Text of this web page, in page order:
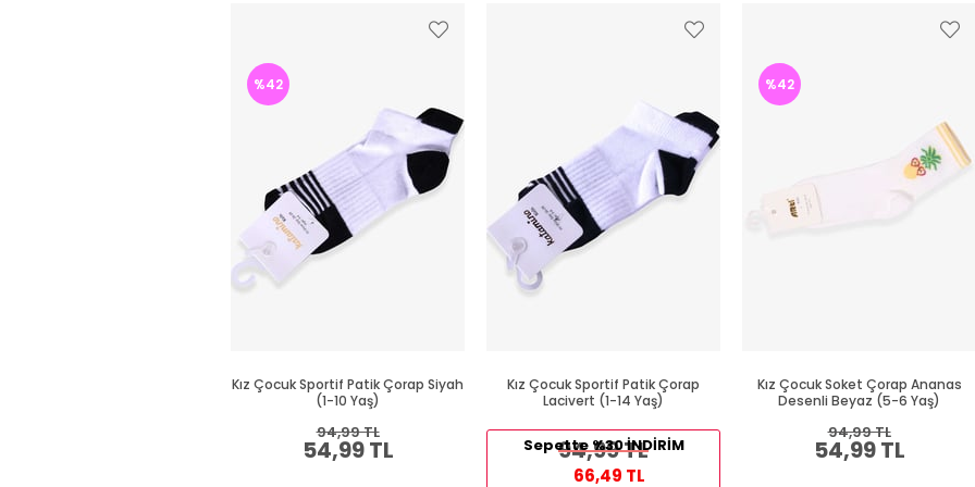
Kız Çocuk Sportif Patik Çorap Siyah
(1-10 Yaş)
54,99 TL
94,99 TL
%42
Kız Çocuk Sportif Patik Çorap
Lacivert (1-14 Yaş)
94,99 TL
Sepette %30 İNDİRİM
66,49 TL
Kız Çocuk Soket Çorap Ananas
Desenli Beyaz (5-6 Yaş)
54,99 TL
94,99 TL
%42